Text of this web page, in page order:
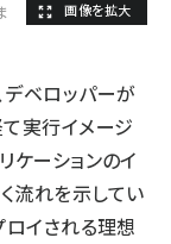
デベロッパーが
実行イメージ
ケーションのイ
流れを示してい
ロイされる理想